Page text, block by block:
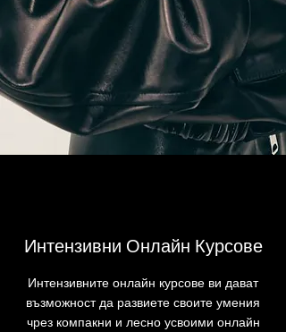
Интензивни Онлайн Курсове
Интензивните онлайн курсове ви дават
възможност да развиете своите умения
чрез компакни и лесно усвоими онлайн